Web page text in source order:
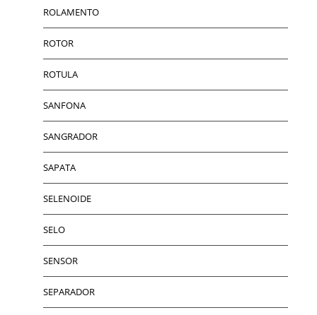
ROLAMENTO
ROTOR
ROTULA
SANFONA
SANGRADOR
SAPATA
SELENOIDE
SELO
SENSOR
SEPARADOR